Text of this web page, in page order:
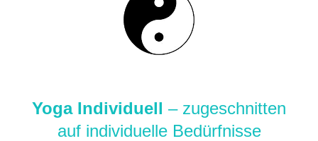
Yoga Individuell – zugeschnitten
auf individuelle Bedürfnisse